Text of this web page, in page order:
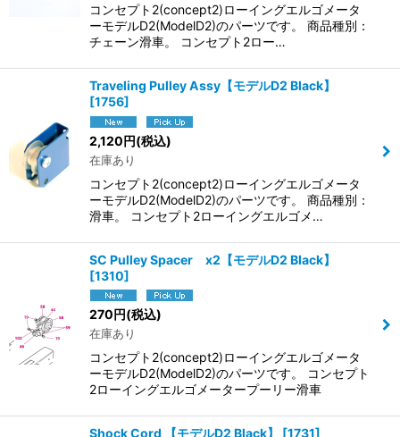
コンセプト2(concept2)ローイングエルゴメータ
ーモデルD2(ModelD2)のパーツです。 商品種別：
チェーン滑車。 コンセプト2ロー…
Traveling Pulley Assy【モデルD2 Black】
[1756]
2,120円(税込)
在庫あり
コンセプト2(concept2)ローイングエルゴメータ
ーモデルD2(ModelD2)のパーツです。 商品種別：
滑車。 コンセプト2ローイングエルゴメ…
SC Pulley Spacer x2【モデルD2 Black】
[1310]
270円(税込)
在庫あり
コンセプト2(concept2)ローイングエルゴメータ
ーモデルD2(ModelD2)のパーツです。 コンセプト
2ローイングエルゴメータープーリー滑車
Shock Cord 【モデルD2 Black】 [1731]